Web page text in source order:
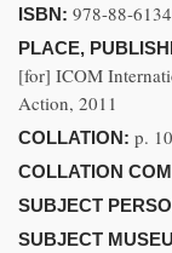
ISBN: 978-88-
PLACE,
[for] ICOM
Action, 2011
COLLATION: p.
COLLATION
SUBJECT
SUBJECT